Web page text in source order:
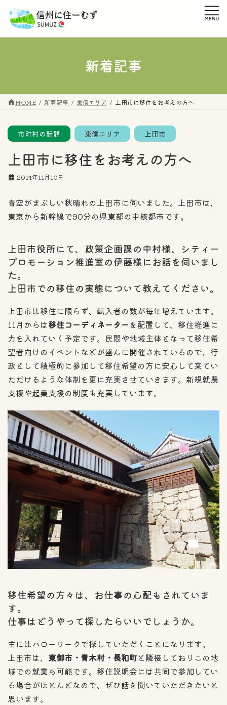
ン
プ
ー
動
新着記事
HOME 新着記事 東信エリア 上田市に移住をお考えの方へ
上田市に移住をお考えの方へ
2014年11月10日
青空がまぶしい秋晴れの上田市に伺いました。上田市は、
東京から新幹線で90分の県東部の中核都市です。
上田市役所にて、政策企画課の中村様、シティー
プロモーション推進室の伊藤様にお話を伺いまし
た。
上田市での移住の実態について教えてください。
上田市は移住に限らず、転入者の数が毎年増えています。
11月からは移住コーディネーターを配置して、移住推進に
力を入れていく予定です。民間や地域主体となって移住希
望者向けのイベントなどが盛んに開催されているので、行
政として積極的に参加して移住希望の方に安心して来てい
ただけるような体制を更に充実させていきます。新規就農
支援や起業支援の制度も充実しています。
移住希望の方々は、お仕事の心配もされていま
す。
仕事はどうやって探したらいいでしょうか。
主にはハローワークで探していただくことになります。
上田市は、 東御市・青木村・長和町と隣接しておりこの地
域での就業も可能です。移住説明会には共同で参加してい
る場合がほとんどなので、ぜひ話を聞いていただきたいと
思います。
東信エリア 上田市
市町村の話題